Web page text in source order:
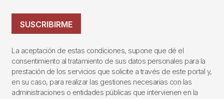
SUSCRIBIRME
La aceptación de estas condiciones, supone que dé el
consentimiento al tratamiento de sus datos personales para la
prestación de los servicios que solicite a través de este portal y,
en su caso, para realizar las gestiones necesarias con las
administraciones o entidades públicas que intervienen en la